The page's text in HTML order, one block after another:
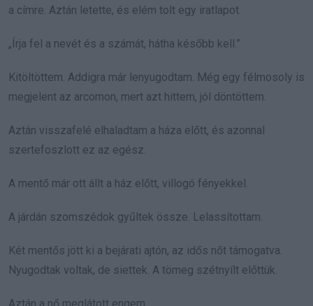
a címre. Aztán letette, és elém tolt egy iratlapot.
„Írja fel a nevét és a számát, hátha később kell.”
Kitöltöttem. Addigra már lenyugodtam. Még egy félmosoly is
megjelent az arcomon, mert azt hittem, jól döntöttem.
Aztán visszafelé elhaladtam a háza előtt, és azonnal
szertefoszlott ez az egész.
A mentő már ott állt a ház előtt, villogó fényekkel.
A járdán szomszédok gyűltek össze. Lelassítottam.
Két mentős jött ki a bejárati ajtón, az idős nőt támogatva.
Nyugodtak voltak, de siettek. A tömeg szétnyílt előttük.